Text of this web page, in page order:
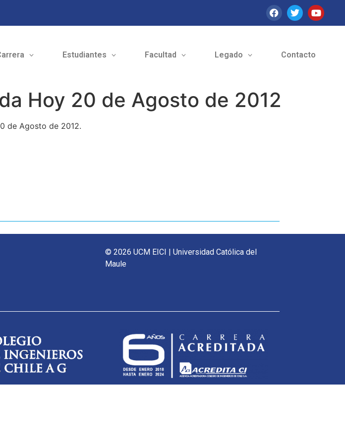
Estudiantes Facultad Legado Contacto
Hoy 20 de Agosto de 2012
de Agosto de 2012.
© 2026 UCM EICI | Universidad Católica del
Maule